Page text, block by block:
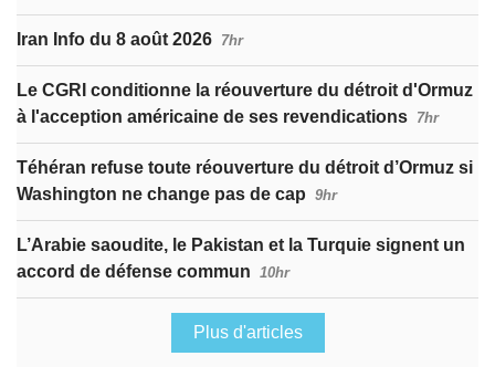
Iran Info du 8 août 2026 7hr
Le CGRI conditionne la réouverture du détroit d'Ormuz
à l'acception américaine de ses revendications 7hr
Téhéran refuse toute réouverture du détroit d’Ormuz si
Washington ne change pas de cap 9hr
L’Arabie saoudite, le Pakistan et la Turquie signent un
accord de défense commun 10hr
Plus d'articles